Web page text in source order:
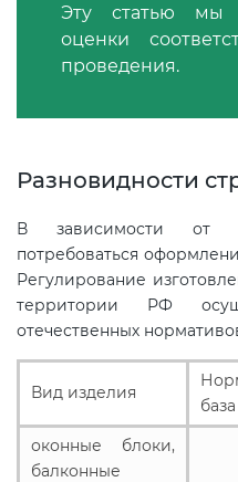
Эту статью мы
оценки
проведения.
Разновидности
В зависимости от
потребоваться
Регулирование
территории РФ
отечественных
Вид изделия
база
оконные блоки,
балконные
Декларирование
продукции (ТР ТС 021)
Декларирование
электромагнитной
совместимости (ТР ТС
Сертификация детских
Сертификация товаров
промышленности (ТР ТС